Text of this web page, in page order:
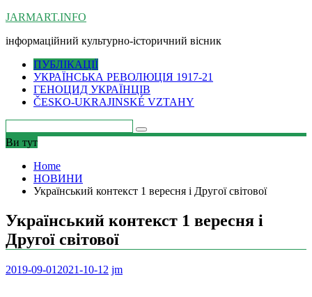
Skip
content
JARMART.INFO
інформаційний культурно-історичний вісник
ПУБЛІКАЦІЇ
УКРАЇНСЬКА РЕВОЛЮЦІЯ 1917-21
ГЕНОЦИД УКРАЇНЦІВ
ČESKO-UKRAJINSKÉ VZTAHY
Ви тут
Home
НОВИНИ
Український контекст 1 вересня і Другої світової
Український контекст 1 вересня і
Другої світової
2019-09-01 2021-10-12 jm